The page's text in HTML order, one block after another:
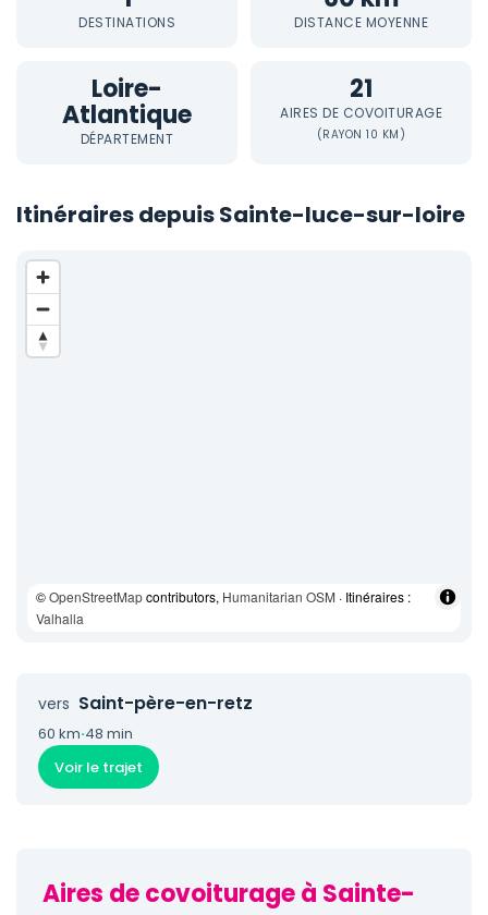
DESTINATIONS DISTANCE MOYENNE
Loire-
Atlantique
DÉPARTEMENT
21
AIRES DE COVOITURAGE
(RAYON 10 KM)
Itinéraires depuis Sainte-luce-sur-loire
©OpenStreetMapcontributors, Humanitarian OSM · Itinéraires :
Valhalla
vers Saint-père-en-retz
60 km·48 min
Voir le trajet
Aires de covoiturage à Sainte-